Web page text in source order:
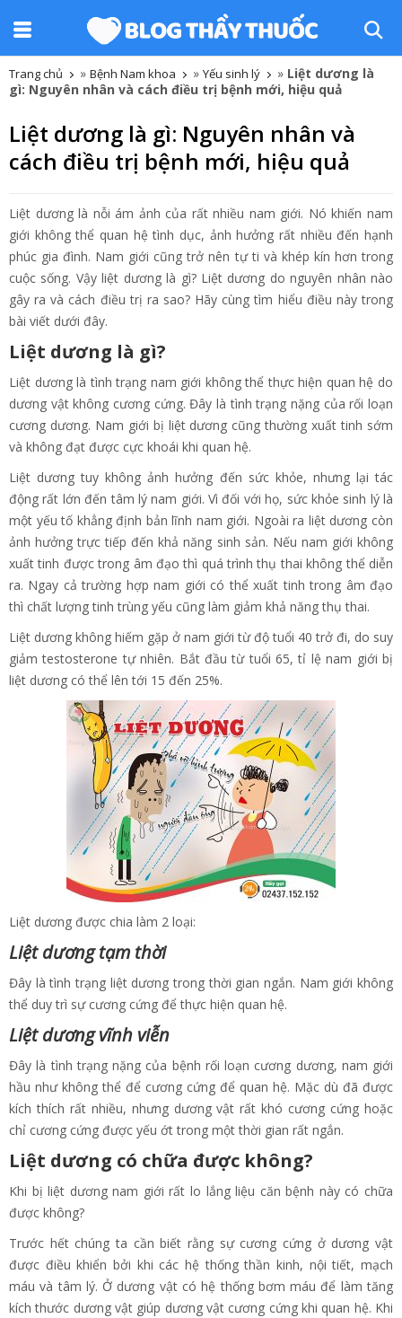
Trang chủ » Bệnh Nam khoa » Yếu sinh lý » Liệt dương là
gì: Nguyên nhân và cách điều trị bệnh mới, hiệu quả
Liệt dương là gì: Nguyên nhân và
cách điều trị bệnh mới, hiệu quả
Liệt dương là nỗi ám ảnh của rất nhiều nam giới. Nó khiến nam
giới không thể quan hệ tình dục, ảnh hưởng rất nhiều đến hạnh
phúc gia đình. Nam giới cũng trở nên tự ti và khép kín hơn trong
cuộc sống. Vậy liệt dương là gì? Liệt dương do nguyên nhân nào
gây ra và cách điều trị ra sao? Hãy cùng tìm hiểu điều này trong
bài viết dưới đây.
Liệt dương là gì?
Liệt dương là tình trạng nam giới không thể thực hiện quan hệ do
dương vật không cương cứng. Đây là tình trạng nặng của rối loạn
cương dương. Nam giới bị liệt dương cũng thường xuất tinh sớm
và không đạt được cực khoái khi quan hệ.
Liệt dương tuy không ảnh hưởng đến sức khỏe, nhưng lại tác
động rất lớn đến tâm lý nam giới. Vì đối với họ, sức khỏe sinh lý là
một yếu tố khẳng định bản lĩnh nam giới. Ngoài ra liệt dương còn
ảnh hưởng trực tiếp đến khả năng sinh sản. Nếu nam giới không
xuất tinh được trong âm đạo thì quá trình thụ thai không thể diễn
ra. Ngay cả trường hợp nam giới có thể xuất tinh trong âm đạo
thì chất lượng tinh trùng yếu cũng làm giảm khả năng thụ thai.
Liệt dương không hiếm gặp ở nam giới từ độ tuổi 40 trở đi, do suy
giảm testosterone tự nhiên. Bắt đầu từ tuổi 65, tỉ lệ nam giới bị
liệt dương có thể lên tới 15 đến 25%.
Liệt dương được chia làm 2 loại:
Liệt dương tạm thời
Đây là tình trạng liệt dương trong thời gian ngắn. Nam giới không
thể duy trì sự cương cứng để thực hiện quan hệ.
Liệt dương vĩnh viễn
Đây là tình trạng nặng của bệnh rối loạn cương dương, nam giới
hầu như không thể để cương cứng để quan hệ. Mặc dù đã được
kích thích rất nhiều, nhưng dương vật rất khó cương cứng hoặc
chỉ cương cứng được yếu ớt trong một thời gian rất ngắn.
Liệt dương có chữa được không?
Khi bị liệt dương nam giới rất lo lắng liệu căn bệnh này có chữa
được không?
Trước hết chúng ta cần biết rằng sự cương cứng ở dương vật
được điều khiển bởi khi các hệ thống thần kinh, nội tiết, mạch
máu và tâm lý. Ở dương vật có hệ thống bơm máu để làm tăng
kích thước dương vật giúp dương vật cương cứng khi quan hệ. Khi